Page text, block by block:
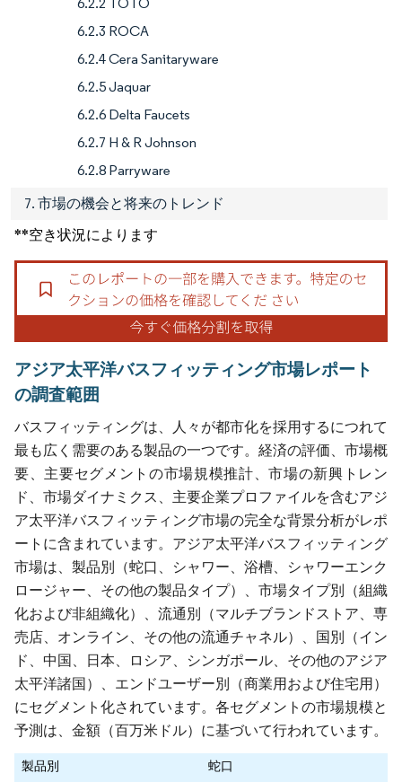
6.2.2 TOTO
6.2.3 ROCA
6.2.4 Cera Sanitaryware
6.2.5 Jaquar
6.2.6 Delta Faucets
6.2.7 H & R Johnson
6.2.8 Parryware
7. 市場の機会と将来のトレンド
**空き状況によります
アジア太平洋バスフィッティング市場レポート
の調査範囲
バスフィッティングは、人々が都市化を採用するにつれて
最も広く需要のある製品の一つです。経済の評価、市場概
要、主要セグメントの市場規模推計、市場の新興トレン
ド、市場ダイナミクス、主要企業プロファイルを含むアジ
ア太平洋バスフィッティング市場の完全な背景分析がレポ
ートに含まれています。アジア太平洋バスフィッティング
市場は、製品別（蛇口、シャワー、浴槽、シャワーエンク
ロージャー、その他の製品タイプ）、市場タイプ別（組織
化および非組織化）、流通別（マルチブランドストア、専
売店、オンライン、その他の流通チャネル）、国別（イン
ド、中国、日本、ロシア、シンガポール、その他のアジア
太平洋諸国）、エンドユーザー別（商業用および住宅用）
にセグメント化されています。各セグメントの市場規模と
予測は、金額（百万米ドル）に基づいて行われています。
製品別
蛇口